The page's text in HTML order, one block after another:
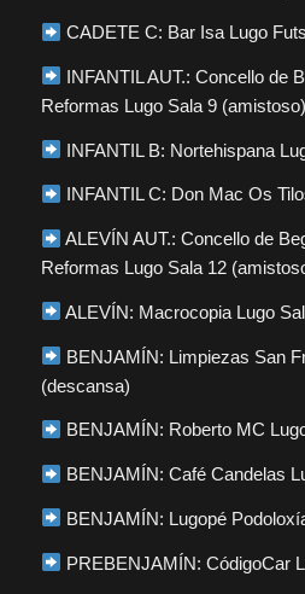
CADETE C: Bar Isa Lugo
INFANTIL AUT.: Concello de
Reformas Lugo Sala 9 (amistoso)
INFANTIL B: Nortehispana
INFANTIL C: Don Mac Os
ALEVÍN AUT.: Concello de
Reformas Lugo Sala 12
ALEVÍN: Macrocopia Lugo
BENJAMÍN: Limpiezas San
(descansa)
BENJAMÍN: Roberto MC
BENJAMÍN: Café Candelas
BENJAMÍN: Lugopé
PREBENJAMÍN: CódigoCar